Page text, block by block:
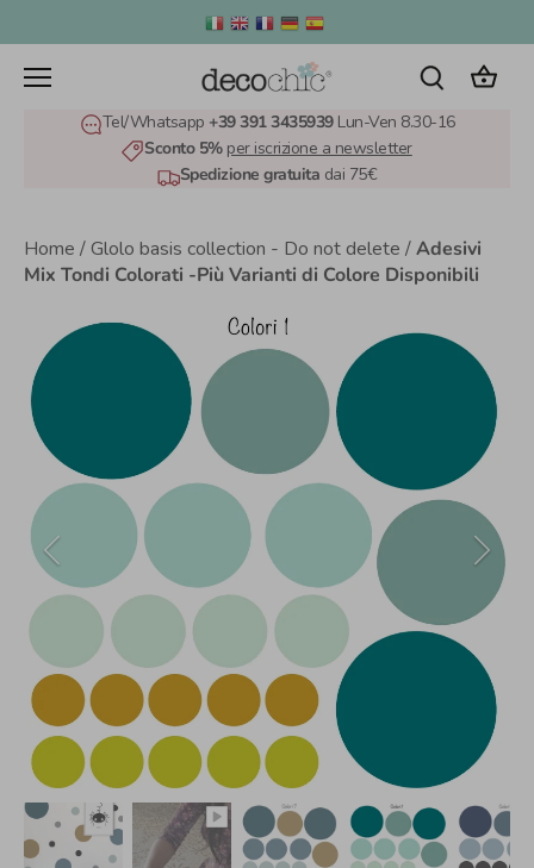
al
contenuto
Tel/Whatsapp +39 391 3435939 Lun-Ven 8.30-16
Sconto 5% per iscrizione a newsletter
Spedizione gratuita dai 75€
Home /Glolo basis collection - Do not delete /Adesivi
Mix Tondi Colorati -Più Varianti di Colore Disponibili